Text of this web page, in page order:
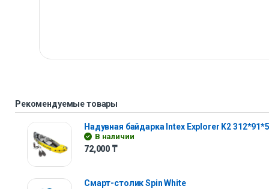
Рекомендуемые товары
Надувная байдарка Intex Explorer K2
В наличии
72,000 ₸
Смарт-столик Spin White